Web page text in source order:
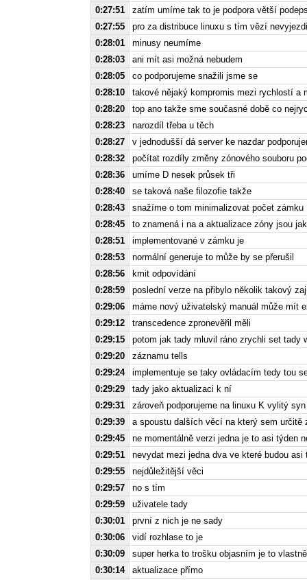
0:27:51
zatím umíme tak to je podpora větší
0:27:55
pro za distribuce linuxu s tím vězí
0:28:01
minusy neumíme
0:28:03
ani mít asi možná nebudem
0:28:05
co podporujeme snažili jsme se
0:28:10
takové nějaký kompromis mezi rychlostí a
0:28:20
top ano takže sme současné době co
0:28:23
narozdíl třeba u těch
0:28:27
v jednodušší dá server ke nazdar
0:28:32
počítat rozdíly změny zónového souboru
0:28:36
umíme D nesek průsek tři
0:28:40
se taková naše filozofie takže
0:28:43
snažíme o tom minimalizovat počet zámku
0:28:45
to znamená i na a aktualizace zóny jsou
0:28:51
implementované v zámku je
0:28:53
normální generuje to může by se přerušil
0:28:56
kmit odpovídání
0:28:59
poslední verze na přibylo několik takový
0:29:06
máme nový uživatelský manuál může mít
0:29:12
transcedence zpronevěřil měli
0:29:15
potom jak tady mluvil ráno zrychli set tady
0:29:20
záznamu tells
0:29:24
implementuje se taky ovládacím tedy tou
0:29:29
tady jako aktualizaci k ní
0:29:31
zároveň podporujeme na linuxu K vylitý
0:29:39
a spoustu dalších věcí na který sem určitě
0:29:45
ne momentálně verzi jedna je to asi týden
0:29:51
nevydat mezi jedna dva ve které budou asi
0:29:55
nejdůležitější věci
0:29:57
no s tím
0:29:59
uživatele tady
0:30:01
první z nich je ne sady
0:30:06
vidí rozhlase to je
0:30:09
super herka to trošku objasním je to vlastně
0:30:14
aktualizace přímo